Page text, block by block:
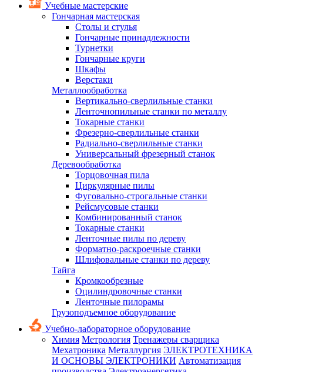
Учебные мастерские
Гончарная мастерская
Столы и стулья
Гончарные принадлежности
Турнетки
Гончарные круги
Шкафы
Верстаки
Металлообработка
Вертикально-сверлильные станки
Ленточнопильные станки по металлу
Токарные станки
Фрезерно-сверлильные станки
Радиально-сверлильные станки
Универсальный фрезерный станок
Деревообработка
Торцовочная пила
Циркулярные пилы
Фуговально-строгальные станки
Рейсмусовые станки
Комбинированный станок
Токарные станки
Ленточные пилы по дереву
Форматно-раскроечные станки
Шлифовальные станки по дереву
Тайга
Кромкообрезные
Оцилиндровочные станки
Ленточные пилорамы
Грузоподъемное оборудование
Учебно-лабораторное оборудование
Химия Метрология Тренажеры сварщика
Мехатроника Металлургия ЭЛЕКТРОТЕХНИКА
И ОСНОВЫ ЭЛЕКТРОНИКИ Автоматизация